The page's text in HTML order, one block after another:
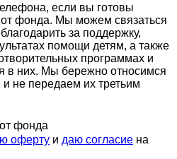
если вы готовы
от фонда. Мы можем связаться
за поддержку,
помощи детям, а также
программах и
в них. Мы бережно относимся
не передаем их третьим
фонда
оферту и даю согласие на